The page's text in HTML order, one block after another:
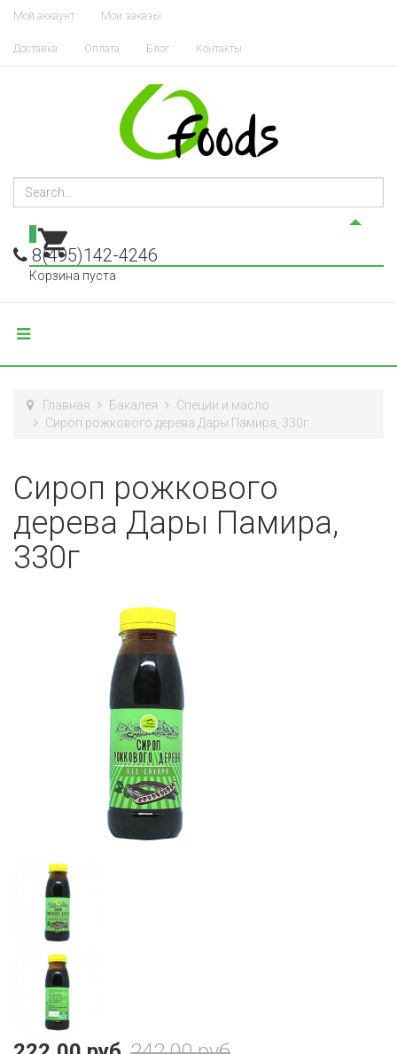
Мой аккаунт Мои заказы
Доставка Оплата Блог Контакты
8(495)142-4246
0
Корзина пуста
Главная Бакалея
Специи и масло
Сироп рожкового дерева Дары Памира, 330г
Сироп рожкового
дерева Дары Памира,
330г